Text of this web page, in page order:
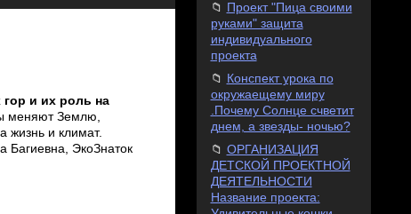
и их роль на
меняют Землю,
жизнь и климат.
Багиевна, ЭкоЗнаток
Проект "Пица своими
руками" защита
индивидуального
проекта
Конспект урока по
окружаещему миру
.Почему Солнце счветит
днем, а звезды- ночью?
ОРГАНИЗАЦИЯ
ДЕТСКОЙ ПРОЕКТНОЙ
ДЕЯТЕЛЬНОСТИ
Название проекта: